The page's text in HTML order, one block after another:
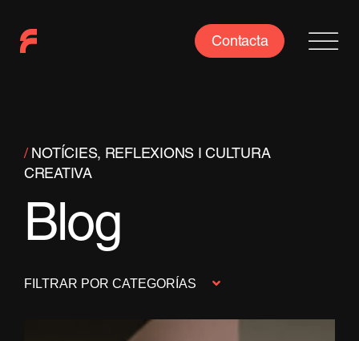
content
Contacta
/NOTÍCIES, REFLEXIONS I CULTURA
CREATIVA
Blog
FILTRAR POR CATEGORÍAS